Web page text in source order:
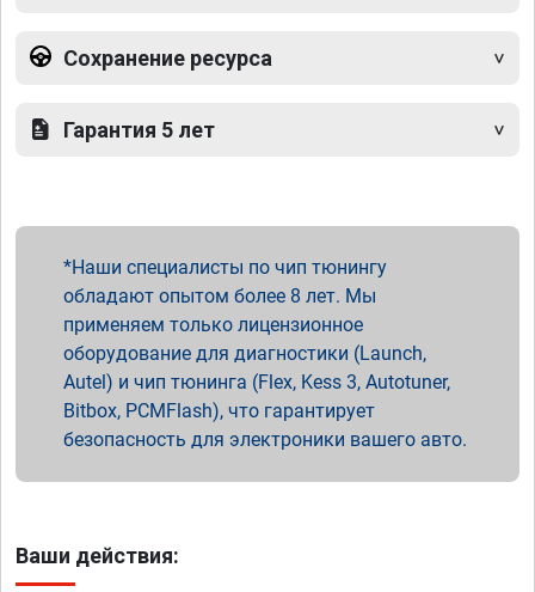
Сохранение ресурса
Гарантия 5 лет
Наши специалисты по чип тюнингу
обладают опытом более 8 лет. Мы
применяем только лицензионное
оборудование для диагностики (Launch,
Autel) и чип тюнинга (Flex, Kess 3, Autotuner,
Bitbox, PCMFlash), что гарантирует
безопасность для электроники вашего авто.
Ваши действия: